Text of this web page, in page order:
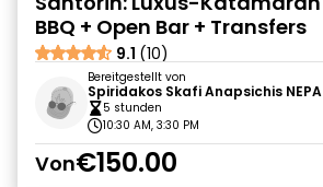
BBQ + Open Bar + Transfers
9.1 (10)
Bereitgestellt von
Spiridakos Skafi Anapsichis NEPA
5 stunden
10:30 AM, 3:30 PM
Von€150.00